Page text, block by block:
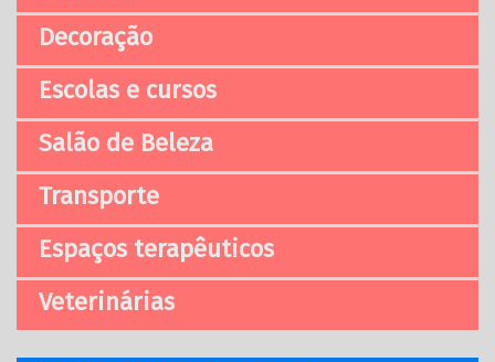
Decoração
Escolas e cursos
Salão de Beleza
Transporte
Espaços terapêuticos
Veterinárias